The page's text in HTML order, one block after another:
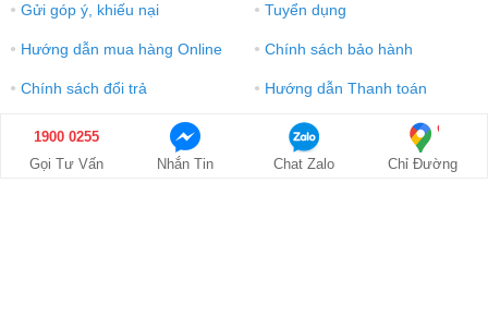
Giá: 13.530.000₫ MUA TRẢ GÓP
GỌI NGAY
1900 0255
● Gửi góp ý, khiếu nại ● Tuyển dụng
● Hướng dẫn mua hàng Online ● Chính sách bảo hành
● Chính sách đổi trả ● Hướng dẫn Thanh toán
Điều khoản sử dụng Xem bản desktop
1900 0255
Gọi Tư Vấn
Nhắn Tin Chat Zalo Chỉ Đường